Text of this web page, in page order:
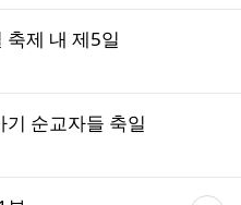
제 내 제5일
수
순교자들 축일
수
댓